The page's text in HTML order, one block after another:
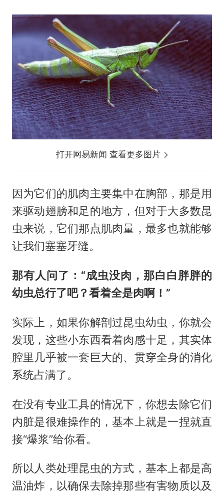
打开网易新闻 查看更多图片
因为它们的肌肉主要集中在胸部，那是用
来驱动翅膀和足的地方，但对于大多数昆
虫来说，它们那点肌肉量，最多也就能够
让我们塞塞牙缝。
那有人问了：“成虫没肉，那白白胖胖的
幼虫总行了吧？看着全是肉啊！”
实际上，如果你解剖过昆虫幼虫，你就会
发现，这些小东西看着肉感十足，其实体
腔里几乎被一套巨大的、贯穿全身的消化
系统占满了。
在没有专业工具的情况下，你想去除它们
内脏是很难操作的，基本上就是一捏就直
接“爆浆”给你看。
所以人类处理昆虫的方式，基本上都是高
温油炸，以确保去除掉那些有害物质以及